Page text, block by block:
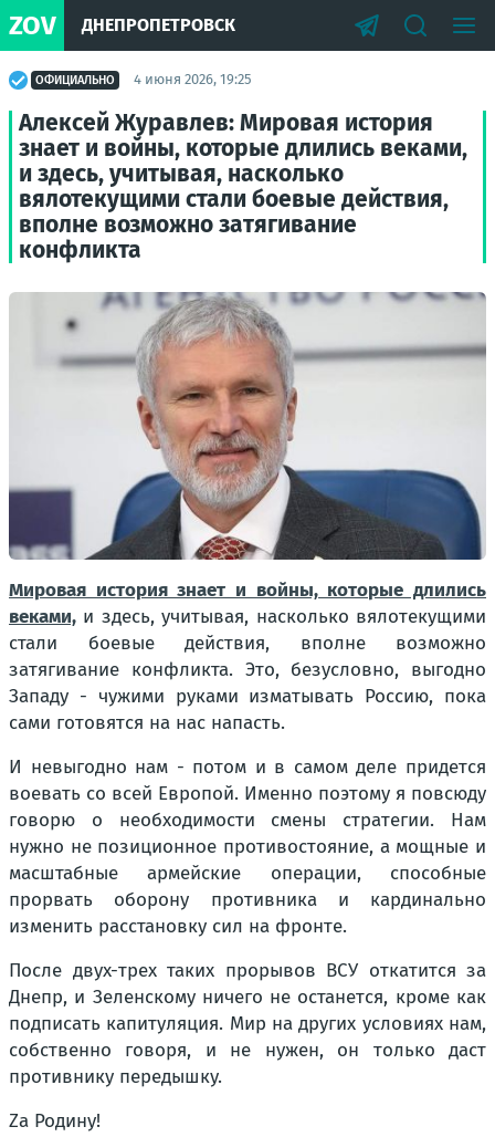
ZOV ДНЕПРОПЕТРОВСК
ОФИЦИАЛЬНО 4 июня 2026, 19:25
Алексей Журавлев: Мировая история
знает и войны, которые длились веками,
и здесь, учитывая, насколько
вялотекущими стали боевые действия,
вполне возможно затягивание
конфликта
Мировая история знает и войны, которые длились
веками, и здесь, учитывая, насколько вялотекущими
стали боевые действия, вполне возможно
затягивание конфликта. Это, безусловно, выгодно
Западу - чужими руками изматывать Россию, пока
сами готовятся на нас напасть.
И невыгодно нам - потом и в самом деле придется
воевать со всей Европой. Именно поэтому я повсюду
говорю о необходимости смены стратегии. Нам
нужно не позиционное противостояние, а мощные и
масштабные армейские операции, способные
прорвать оборону противника и кардинально
изменить расстановку сил на фронте.
После двух-трех таких прорывов ВСУ откатится за
Днепр, и Зеленскому ничего не останется, кроме как
подписать капитуляция. Мир на других условиях нам,
собственно говоря, и не нужен, он только даст
противнику передышку.
Za Родину!